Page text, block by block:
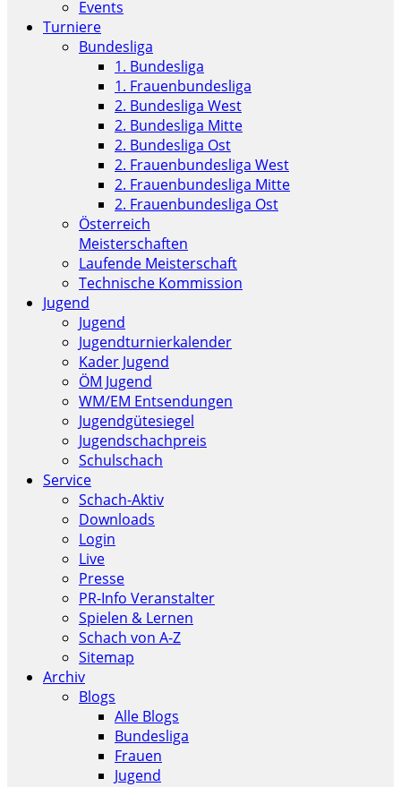
Events
Turniere
Bundesliga
1. Bundesliga
1. Frauenbundesliga
2. Bundesliga West
2. Bundesliga Mitte
2. Bundesliga Ost
2. Frauenbundesliga West
2. Frauenbundesliga Mitte
2. Frauenbundesliga Ost
Österreich
Meisterschaften
Laufende Meisterschaft
Technische Kommission
Jugend
Jugend
Jugendturnierkalender
Kader Jugend
ÖM Jugend
WM/EM Entsendungen
Jugendgütesiegel
Jugendschachpreis
Schulschach
Service
Schach-Aktiv
Downloads
Login
Live
Presse
PR-Info Veranstalter
Spielen & Lernen
Schach von A-Z
Sitemap
Archiv
Blogs
Alle Blogs
Bundesliga
Frauen
Jugend